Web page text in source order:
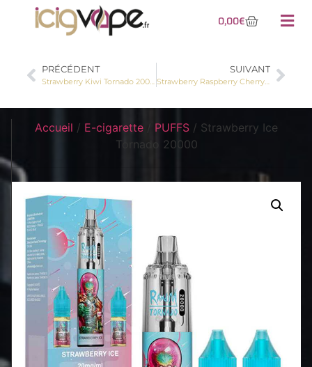
0,00€
PRÉCÉDENT
Strawberry Kiwi Tornado 20000
SUIVANT
Strawberry Raspberry Cherry Tornado 20000
Accueil / E-cigarette PUFFS / Strawberry Ice
Tornado 20000